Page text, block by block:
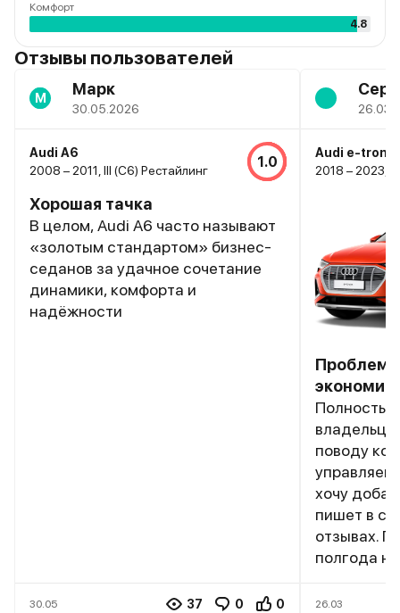
Комфорт
4.8
Отзывы пользователей
М Марк
30.05.2026
Audi A6
2008 – 2011, III (C6) Рестайлинг
1.0
Хорошая тачка
В целом, Audi A6 часто называют
«золотым стандартом» бизнес-
седанов за удачное сочетание
динамики, комфорта и
надёжности
30.05 37 0 0
Audi e-tron
2018 – 2023, I
поводу
хочу
пишет в
отзывах.
полгода
26.03